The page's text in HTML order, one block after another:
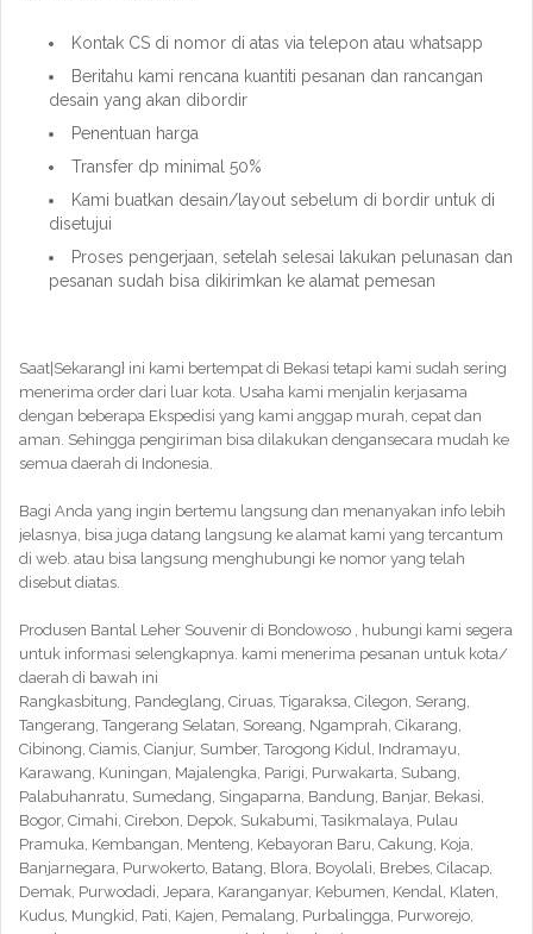
Kontak CS di nomor di atas via telepon atau whatsapp
Beritahu kami rencana kuantiti pesanan dan rancangan
desain yang akan dibordir
Penentuan harga
Transfer dp minimal 50%
Kami buatkan desain/layout sebelum di bordir untuk di
disetujui
Proses pengerjaan, setelah selesai lakukan pelunasan dan
pesanan sudah bisa dikirimkan ke alamat pemesan
Saat|Sekarang} ini kami bertempat di Bekasi tetapi kami sudah sering
menerima order dari luar kota. Usaha kami menjalin kerjasama
dengan beberapa Ekspedisi yang kami anggap murah, cepat dan
aman. Sehingga pengiriman bisa dilakukan dengansecara mudah ke
semua daerah di Indonesia.
Bagi Anda yang ingin bertemu langsung dan menanyakan info lebih
jelasnya, bisa juga datang langsung ke alamat kami yang tercantum
di web. atau bisa langsung menghubungi ke nomor yang telah
disebut diatas.
Produsen Bantal Leher Souvenir di Bondowoso , hubungi kami segera
untuk informasi selengkapnya. kami menerima pesanan untuk kota/
daerah di bawah ini
Rangkasbitung, Pandeglang, Ciruas, Tigaraksa, Cilegon, Serang,
Tangerang, Tangerang Selatan, Soreang, Ngamprah, Cikarang,
Cibinong, Ciamis, Cianjur, Sumber, Tarogong Kidul, Indramayu,
Karawang, Kuningan, Majalengka, Parigi, Purwakarta, Subang,
Palabuhanratu, Sumedang, Singaparna, Bandung, Banjar, Bekasi,
Bogor, Cimahi, Cirebon, Depok, Sukabumi, Tasikmalaya, Pulau
Pramuka, Kembangan, Menteng, Kebayoran Baru, Cakung, Koja,
Banjarnegara, Purwokerto, Batang, Blora, Boyolali, Brebes, Cilacap,
Demak, Purwodadi, Jepara, Karanganyar, Kebumen, Kendal, Klaten,
Kudus, Mungkid, Pati, Kajen, Pemalang, Purbalingga, Purworejo,